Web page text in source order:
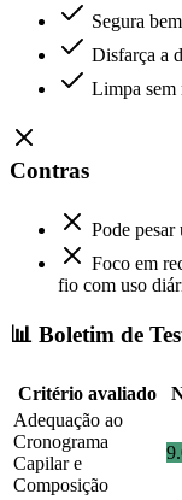
Segura
Disfarça a
Limpa sem
Contras
Pode
Foco em
fio com uso
📊 Boletim de
Critério avaliado
Adequação ao
Cronograma
Capilar e
Composição